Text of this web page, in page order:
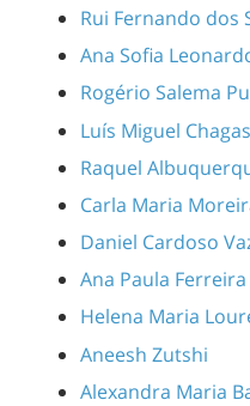
Rui Fernando dos
Ana Sofia
Rogério Salema
Luís Miguel
Raquel
Carla Maria
Daniel Cardoso
Ana Paula
Helena Maria
Aneesh Zutshi
Alexandra Maria